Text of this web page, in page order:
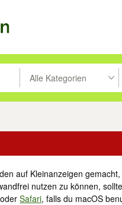
um zu suchen, oder
Alle Kategorien
auf Kleinanzeigen
nutzen zu können,
oderSafari, falls du macOS